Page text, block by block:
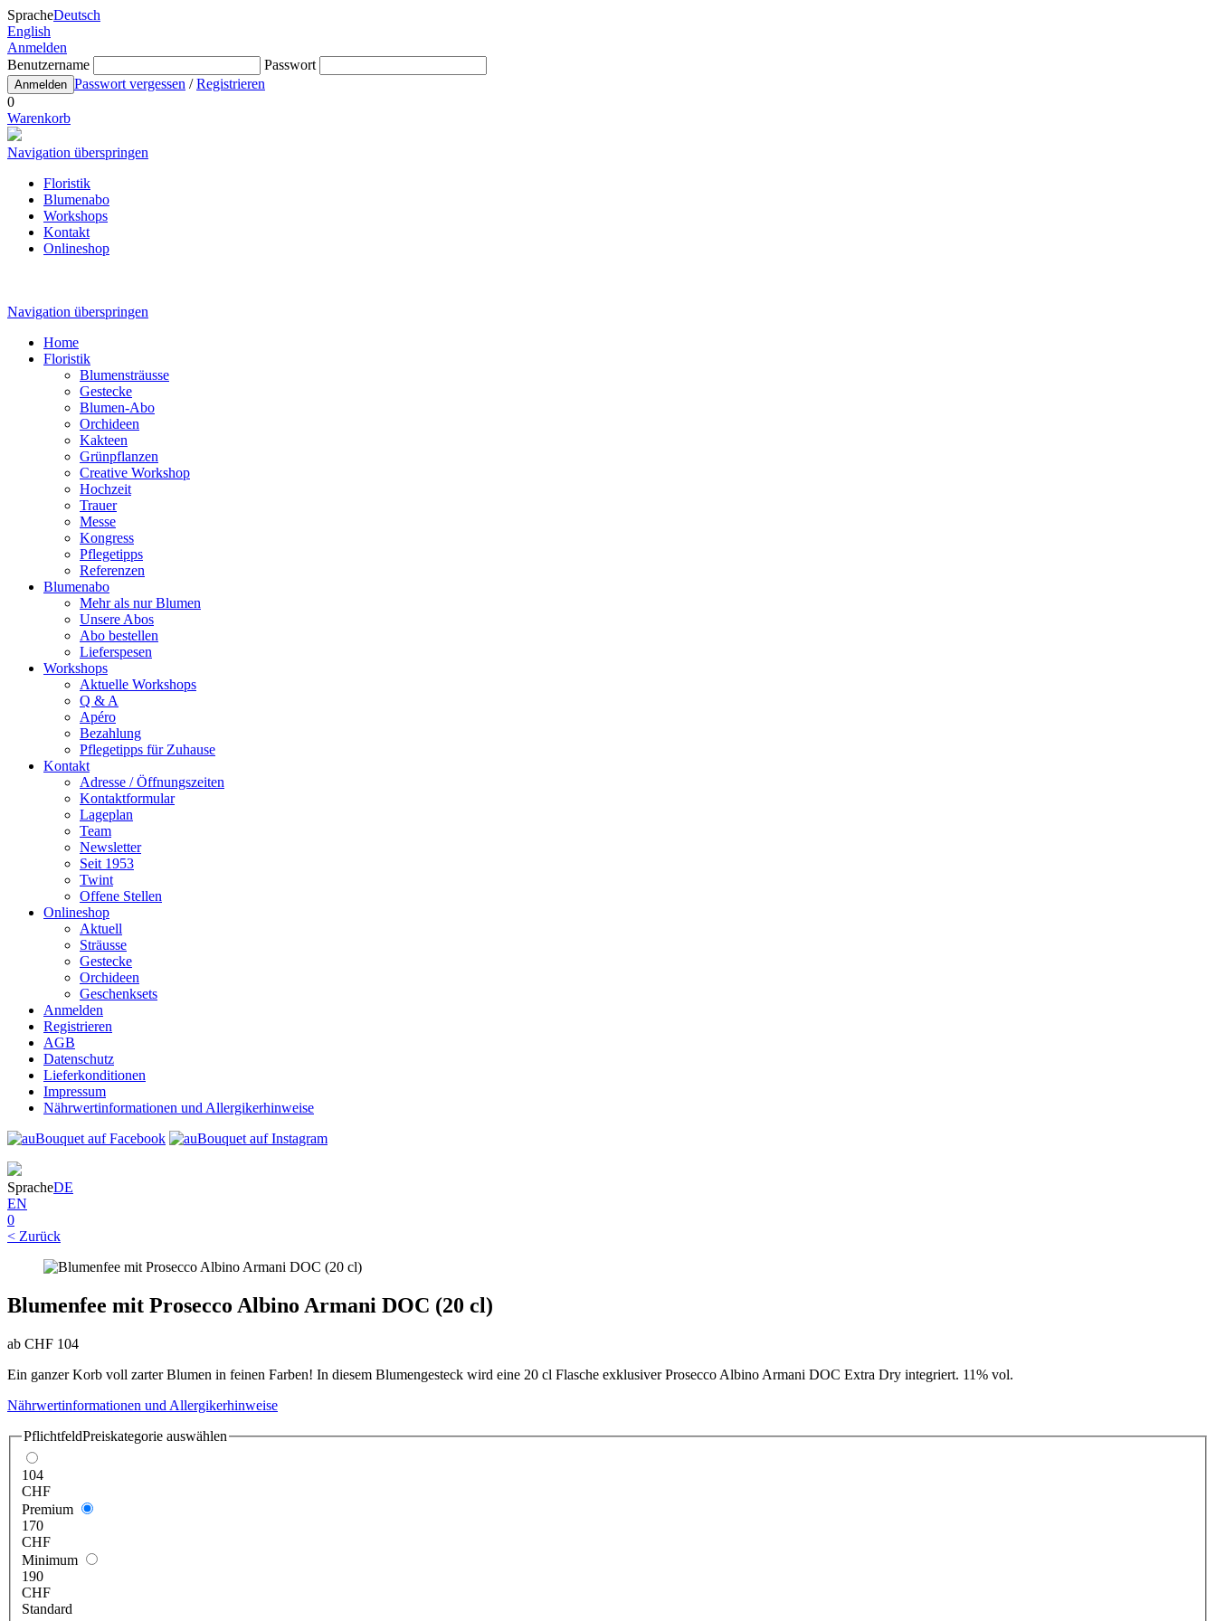
SpracheDeutsch
English
Anmelden
Benutzername
Passwort
Anmelden Passwort vergessen /Registrieren
0
Warenkorb
Navigation überspringen
Floristik
Blumenabo
Workshops
Kontakt
Onlineshop
Navigation überspringen
Home
Floristik
Blumensträusse
Gestecke
Blumen-Abo
Orchideen
Kakteen
Grünpflanzen
Creative Workshop
Hochzeit
Trauer
Messe
Kongress
Pflegetipps
Referenzen
Blumenabo
Mehr als nur Blumen
Unsere Abos
Abo bestellen
Lieferspesen
Workshops
Aktuelle Workshops
Q & A
Apéro
Bezahlung
Pflegetipps für Zuhause
Kontakt
Adresse / Öffnungszeiten
Kontaktformular
Lageplan
Team
Newsletter
Seit 1953
Twint
Offene Stellen
Onlineshop
Aktuell
Sträusse
Gestecke
Orchideen
Geschenksets
Anmelden
Registrieren
AGB
Datenschutz
Lieferkonditionen
Impressum
Nährwertinformationen und Allergikerhinweise
SpracheDE
EN
0
< Zurück
Blumenfee mit Prosecco Albino Armani DOC (20 cl)
ab CHF 104
Ein ganzer Korb voll zarter Blumen in feinen Farben! In diesem Blumengesteck wird eine 20 cl Flasche exklusiver Prosecco Albino Armani DOC Extra Dry integriert. 11% vol.
Nährwertinformationen und Allergikerhinweise
PflichtfeldPreiskategorie auswählen
104
CHF
Premium
170
CHF
Minimum
190
CHF
Standard